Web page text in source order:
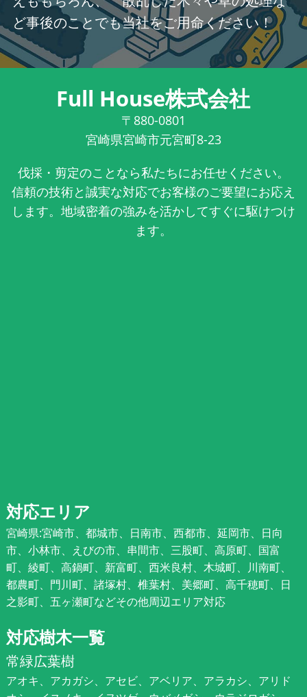
ど事後のことでも当社をご用命ください！
Full House株式会社
〒880-0801
宮崎県宮崎市元宮町8-23
伐採・剪定のことなら私たちにお任せください。
信頼の技術と誠実な対応でお客様のご要望にお応え
します。地域密着の強みを活かしてすぐに駆けつけ
ます。
対応エリア
宮崎県:宮崎市、都城市、日南市、西都市、延岡市、日向
市、小林市、えびの市、串間市、三股町、高原町、国富
町、綾町、高鍋町、新富町、西米良村、木城町、川南町、
都農町、門川町、諸塚村、椎葉村、美郷町、高千穂町、日
之影町、五ヶ瀬町などその他周辺エリア対応
対応樹木一覧
常緑広葉樹
アオキ、アカガシ、アセビ、アベリア、アラカシ、アリド